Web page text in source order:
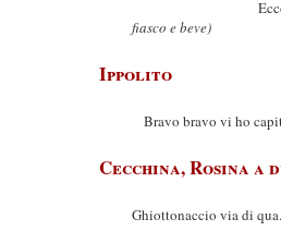
Eccolo
fiasco e beve)
Ippolito
Bravo bravo vi ho
Cecchina, Rosina a
Ghiottonaccio via di qua.